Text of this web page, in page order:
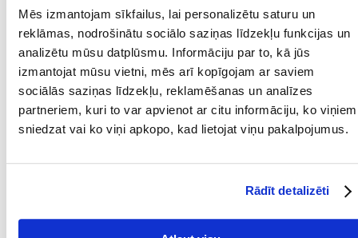
Mēs izmantojam sīkfailus, lai personalizētu saturu un
reklāmas, nodrošinātu sociālo saziņas līdzekļu funkcijas un
analizētu mūsu datplūsmu. Informāciju par to, kā jūs
izmantojat mūsu vietni, mēs arī kopīgojam ar saviem
sociālās saziņas līdzekļu, reklamēšanas un analīzes
partneriem, kuri to var apvienot ar citu informāciju, ko viņiem
sniedzat vai ko viņi apkopo, kad lietojat viņu pakalpojumus.
Rādīt detalizēti
Pilnvērtīgs maisījums grauzējiem un trušiem. Papildus graudaugu
graudiem, kuru daudzums ir ierobežots, maisījumā ir arī vitamīniem
bagātinātas granulas, kā arī, cita starpā, burkāni, ķirbju sēklas, kārklu
un zemesrieksti. Rieksti ir bagāti ar E vitamīnu, kas aizsargā nervu un
imūnsistēmu un ir lielisks antioksidants. Rudzupuķes nodrošina arī
daudzus vitamīnus, piemēram, A, B2, B3, D, E un minerālsāļus: kalciju,
fosforu, kāliju, magniju, dzelzi. Tas labvēlīgi ietekmē gremošanas
sistēmu un veicina holesterīna līmeņa pazemināšanos asinīs.
IEPAKOJUMA SVARS
1.9